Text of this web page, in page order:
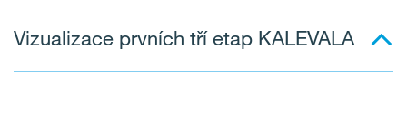
Vizualizace prvních tří etap KALEVALA